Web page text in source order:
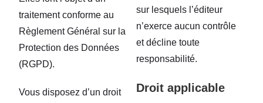
traitement conforme au
Règlement Général sur la
Protection des Données
(RGPD).
Vous disposez d’un droit
sur lesquels l’éditeur
n’exerce aucun contrôle
et décline toute
responsabilité.
Droit applicable